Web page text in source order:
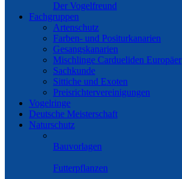
Der Vogelfreund
Fachgruppen
Artenschutz
Farben- und Positurkanarien
Gesangskanarien
Mischlinge Cardueliden Europäer
Sachkunde
Sittiche und Exoten
Preisrichtervereinigungen
Vogelringe
Deutsche Meisterschaft
Naturschutz
Bauvorlagen
Futterpflanzen